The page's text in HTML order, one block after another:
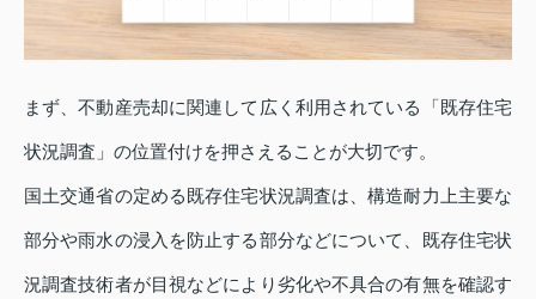
まず、不動産売却に関連して広く利用されている「既存住宅
状況調査」の位置付けを押さえることが大切です。
国土交通省の定める既存住宅状況調査は、構造耐力上主要な
部分や雨水の浸入を防止する部分などについて、既存住宅状
況調査技術者が目視などにより劣化や不具合の有無を確認す